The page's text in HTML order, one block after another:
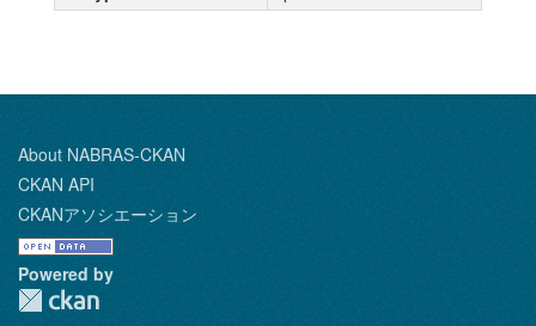
About NABRAS-CKAN
CKAN API
CKANアソシエーション
Powered by